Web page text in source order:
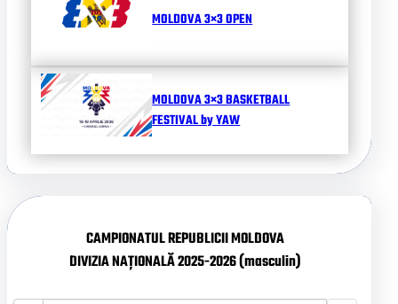
MOLDOVA 3×3 OPEN
MOLDOVA 3×3 BASKETBALL
FESTIVAL by YAW
CAMPIONATUL REPUBLICII MOLDOVA
DIVIZIA NAȚIONALĂ 2025-2026 (masculin)